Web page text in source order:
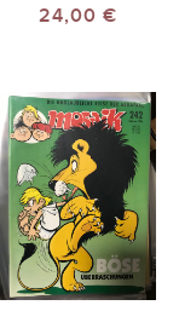
24,00 €